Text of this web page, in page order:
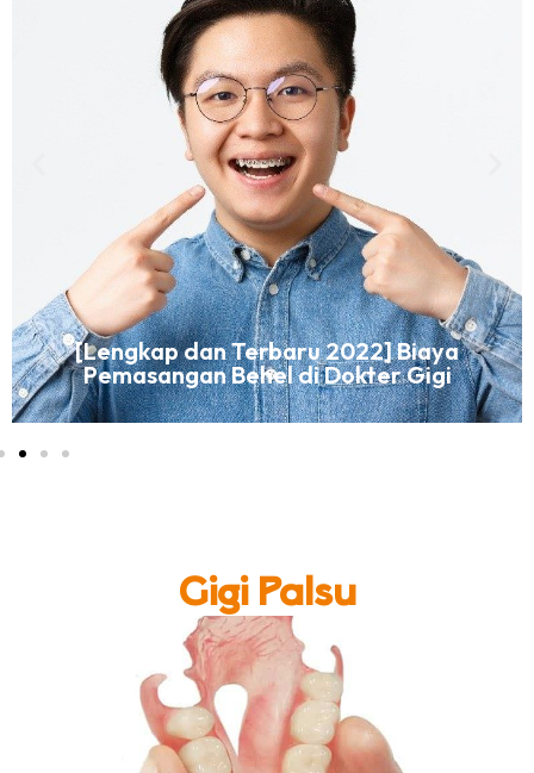
[Lengkap dan Terbaru 2022] Biaya
Pemasangan Behel di Dokter Gigi
Gigi Palsu